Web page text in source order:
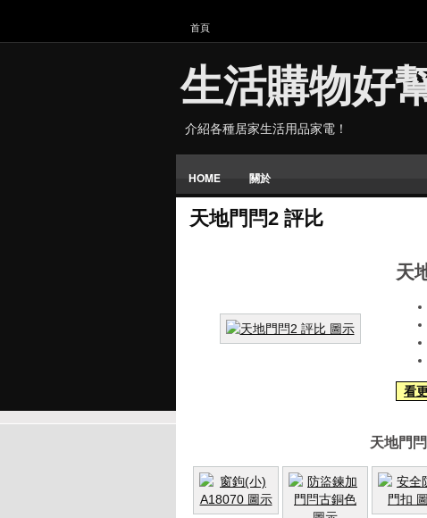
首頁
生活購物好
介紹各種居家生活用品家電！
HOME 關於
天地門閂2 評比
天
看
天地門